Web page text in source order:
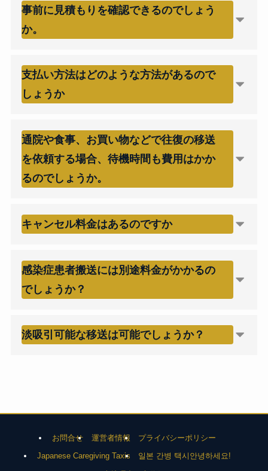
事前に見積もりを確認できるのでしょう
か。
支払い方法はどのような方法があるので
しょうか
通院や食事、お買い物などで往復の移送
を依頼する場合、待機時間も費用はかか
るのでしょうか。
キャンセル料金はあるのですか
感染症患者搬送には別途料金がかかるの
でしょうか？
淡吸引可能な移送は可能でしょうか？
お問合せ 運営者情報 プライバシーポリシー
Japanese Caregiving Taxis 일본 간병 택시안녕하세요!